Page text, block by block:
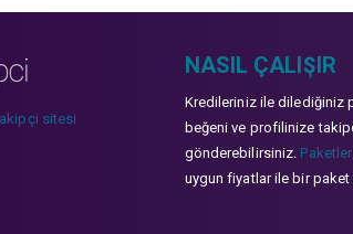
sitesi
NASIL ÇALIŞIR
Kredileriniz ile dilediğiniz
beğeni ve profilinize
gönderebilirsiniz. Paketler
uygun fiyatlar ile bir paket